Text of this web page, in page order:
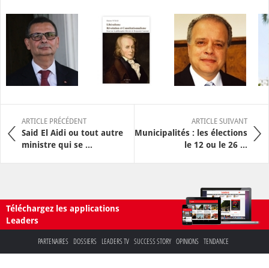
ARTICLE PRÉCÉDENT
Said El Aidi ou tout autre
ministre qui se ...
ARTICLE SUIVANT
Municipalités : les élections
le 12 ou le 26 ...
Téléchargez les applications
Leaders
PARTENAIRES DOSSIERS LEADERS TV SUCCESS STORY OPINIONS TENDANCE